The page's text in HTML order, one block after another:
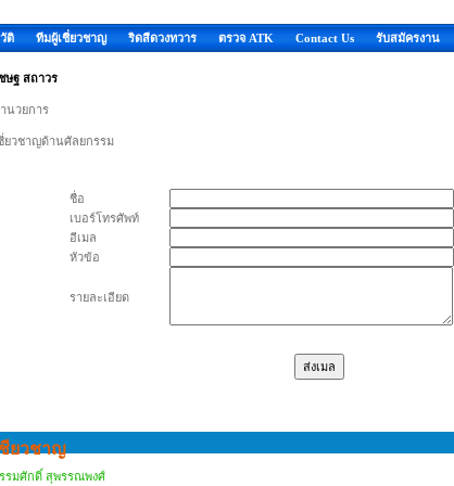
ติ ทีมผู้เชี่ยวชาญ ริดสีดวงทวาร ตรวจ ATK Contact Us รับสมัครงาน
ษฐ สถาวร
นวยการ
ยวชาญด้านศัลยกรรม
ชื่อ
เบอร์โทรศัพท์
อีเมล
หัวข้อ
รายละเอียด
ยวชาญ
รมศักดิ์ สุพรรณพงศ์